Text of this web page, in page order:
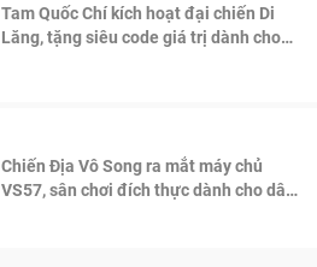
Tam Quốc Chí kích hoạt đại chiến Di
Lăng, tặng siêu code giá trị dành cho
Chiến Địa Vô Song ra mắt máy chủ
VS57, sân chơi đích thực dành cho dân